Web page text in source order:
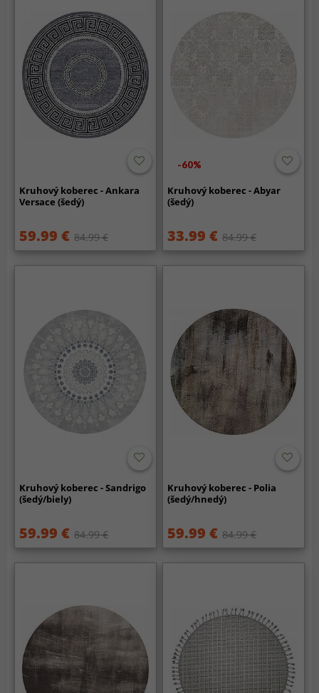
Kruhový koberec - Ankara
Versace (šedý)
59.99 € 84.99 €
-60%
Kruhový koberec - Abyar
(šedý)
33.99 € 84.99 €
Kruhový koberec - Sandrigo
(šedý/biely)
59.99 € 84.99 €
Kruhový koberec - Polia
(šedý/hnedý)
59.99 € 84.99 €